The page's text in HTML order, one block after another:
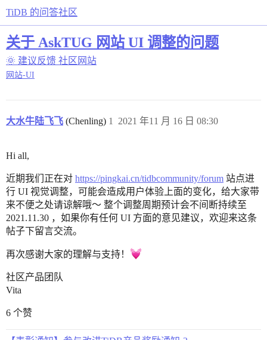
TiDB 的问答社区
关于 AskTUG 网站 UI 调整的问题
🌞 建议反馈 社区网站
网站-UI
大水牛陆飞飞 (Chenling) 2021 年11 月 16 日 08:30
1
Hi all,
近期我们正在对 https://pingkai.cn/tidbcommunity/forum 站点进
行 UI 视觉调整，可能会造成用户体验上面的变化，给大家带
来不便之处请谅解哦～ 整个调整周期预计会不间断持续至
2021.11.30 ，如果你有任何 UI 方面的意见建议，欢迎来这条
帖子下留言交流。
再次感谢大家的理解与支持！
社区产品团队
Vita
6 个赞